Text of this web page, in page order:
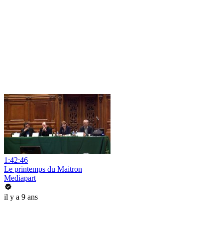
1:42:46
Le printemps du Maitron
Mediapart
il y a 9 ans